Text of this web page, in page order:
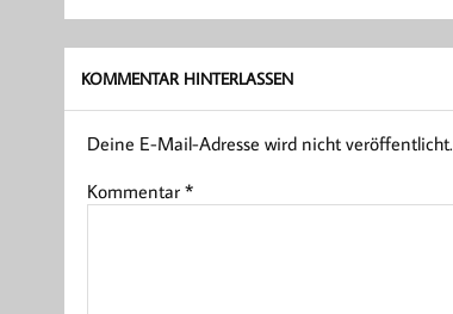
KOMMENTAR HINTERLASSEN
Deine E-Mail-Adresse wird nicht veröffentlicht.
Kommentar *